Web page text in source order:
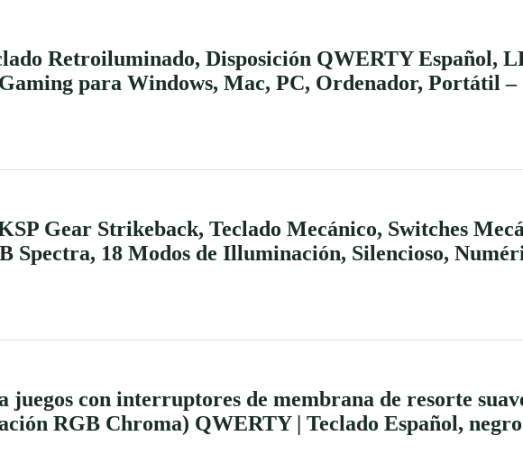
Retroiluminado, Disposición QWERTY Español,
para Windows, Mac, PC, Ordenador, Portátil –
Gear Strikeback, Teclado Mecánico, Switches
18 Modos de Illuminación, Silencioso,
juegos con interruptores de membrana de resorte
RGB Chroma) QWERTY | Teclado Español, negro